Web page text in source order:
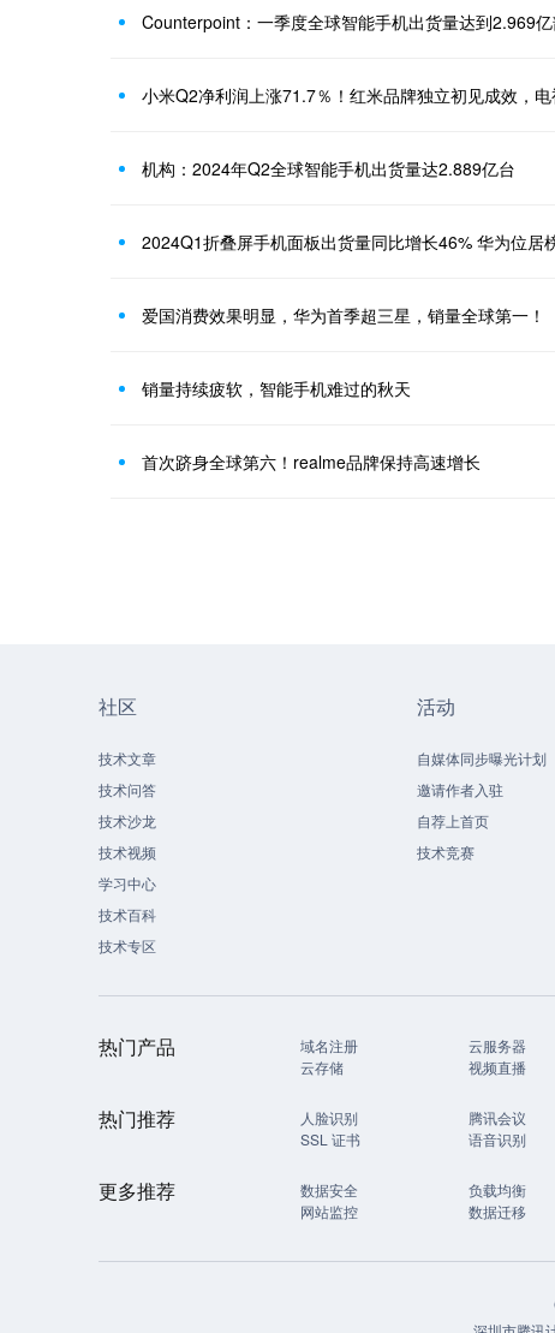
Counterpoint：一季度全球智能手机出货量达到2.969
小米Q2净利润上涨71.7％！红米品牌独立初见成效，
机构：2024年Q2全球智能手机出货量达2.889亿台
2024Q1折叠屏手机面板出货量同比增长46% 华为位居
爱国消费效果明显，华为首季超三星，销量全球第一！
销量持续疲软，智能手机难过的秋天
首次跻身全球第六！realme品牌保持高速增长
社区
技术文章
技术问答
技术沙龙
技术视频
学习中心
技术百科
技术专区
活动
自媒体同步曝光计划
邀请作者入驻
自荐上首页
技术竞赛
热门产品 域名注册 云服务器
云存储
视频直播
热门推荐 人脸识别 腾讯会议
SSL 证书
语音识别
更多推荐 数据安全 负载均衡
网站监控
数据迁移